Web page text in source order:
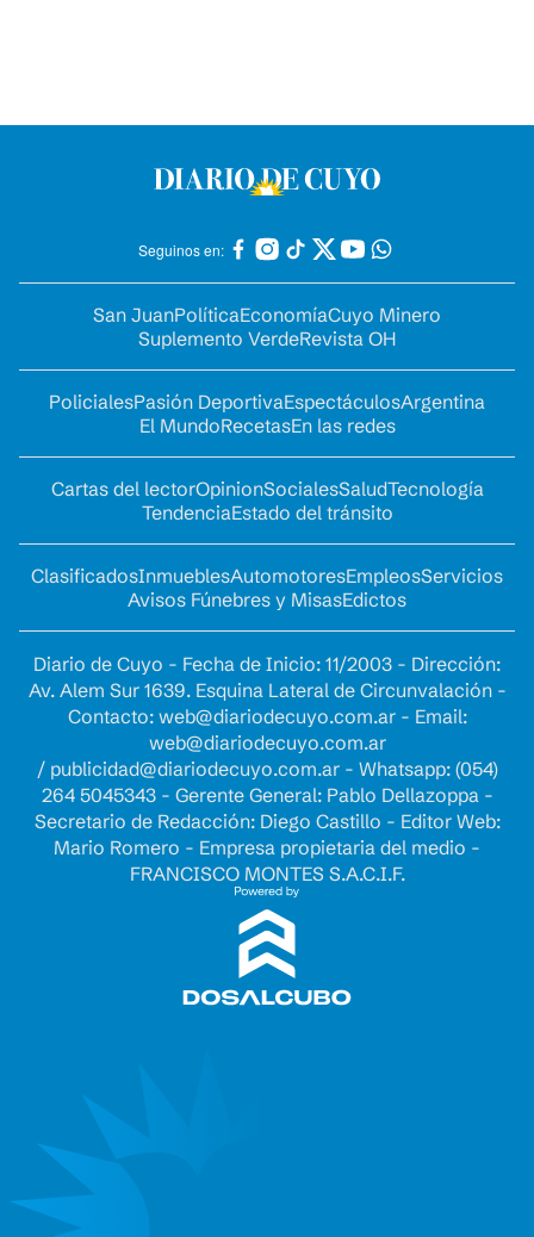
Seguinos en:
San JuanPolíticaEconomíaCuyo Minero
Suplemento VerdeRevista OH
PolicialesPasión DeportivaEspectáculosArgentina
El MundoRecetasEn las redes
Cartas del lectorOpinionSocialesSaludTecnología
TendenciaEstado del tránsito
ClasificadosInmueblesAutomotoresEmpleosServicios
Avisos Fúnebres y MisasEdictos
Diario de Cuyo - Fecha de Inicio: 11/2003 - Dirección:
Av. Alem Sur 1639. Esquina Lateral de Circunvalación -
Contacto: web@diariodecuyo.com.ar- Email:
web@diariodecuyo.com.ar
/ publicidad@diariodecuyo.com.ar- Whatsapp: (054)
264 5045343 - Gerente General: Pablo Dellazoppa -
Secretario de Redacción: Diego Castillo - Editor Web:
Mario Romero - Empresa propietaria del medio -
FRANCISCO MONTES S.A.C.I.F.